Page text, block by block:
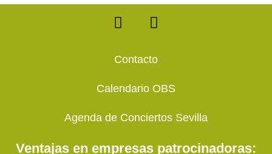
F
a
e
o
k
T
w
t
e
Contacto
Calendario OBS
Agenda de Conciertos Sevilla
Ventajas en empresas patrocinadoras: